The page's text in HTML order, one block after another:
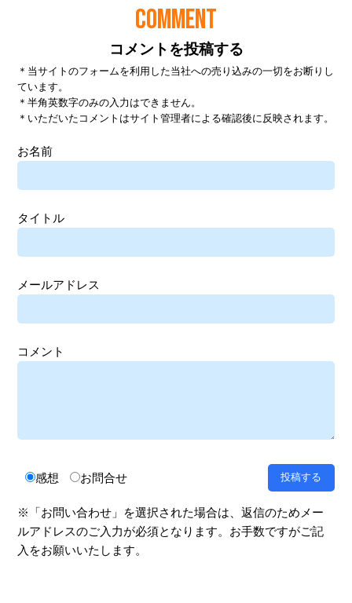
COMMENT
コメントを投稿する
＊当サイトのフォームを利用した当社への売り込みの一切をお断りし
ています。
＊半角英数字のみの入力はできません。
＊いただいたコメントはサイト管理者による確認後に反映されます。
お名前
タイトル
メールアドレス
コメント
感想 お問合せ
※「お問い合わせ」を選択された場合は、返信のためメー
ルアドレスのご入力が必須となります。お手数ですがご記
入をお願いいたします。